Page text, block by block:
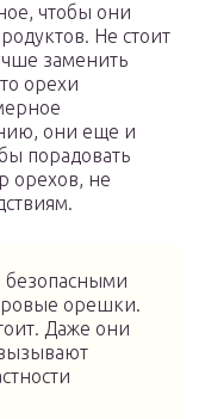
чтобы они
Не стоит
заменить
орехи
они еще и
порадовать
орехов, не
орешки.
Даже они